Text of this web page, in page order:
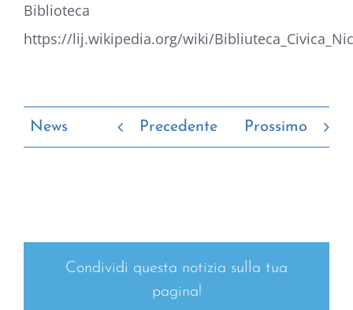
Biblioteca
https://lij.wikipedia.org/wiki/
News Precedente Prossimo
Condividi questa notizia sulla tua
pagina!